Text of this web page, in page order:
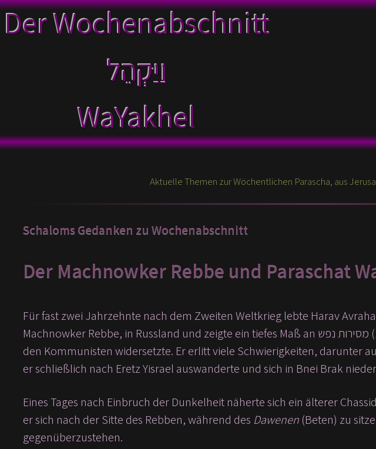
Der Wochenabschnitt
וַיַּקְהֵל
WaYakhel
Schaloms Gedanken zu Wochenabschnitt
Der Machnowker Rebbe und Paraschat
Für fast zwei Jahrzehnte nach dem Zweiten Weltkrieg lebte Harav
Machnowker Rebbe, in Russland und zeigte ein tiefes Maß an מסירות נפש (
den Kommunisten widersetzte. Er erlitt viele Schwierigkeiten, darunter
er schließlich nach Eretz Yisrael auswanderte und sich in Bnei Brak
Eines Tages nach Einbruch der Dunkelheit näherte sich ein älterer
er sich nach der Sitte des Rebben, während des Dawenen(Beten) zu
gegenüberzustehen.